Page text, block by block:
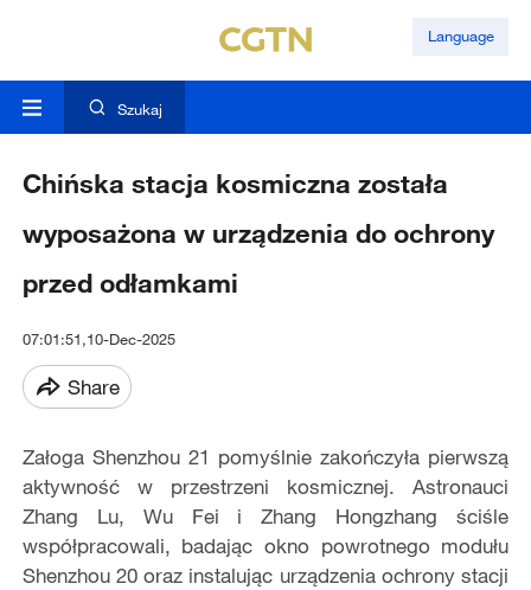
Language
Szukaj
Chińska stacja kosmiczna została
wyposażona w urządzenia do ochrony
przed odłamkami
07:01:51,10-Dec-2025
Share
Załoga Shenzhou 21 pomyślnie zakończyła pierwszą
aktywność w przestrzeni kosmicznej. Astronauci
Zhang Lu, Wu Fei i Zhang Hongzhang ściśle
współpracowali, badając okno powrotnego modułu
Shenzhou 20 oraz instalując urządzenia ochrony stacji